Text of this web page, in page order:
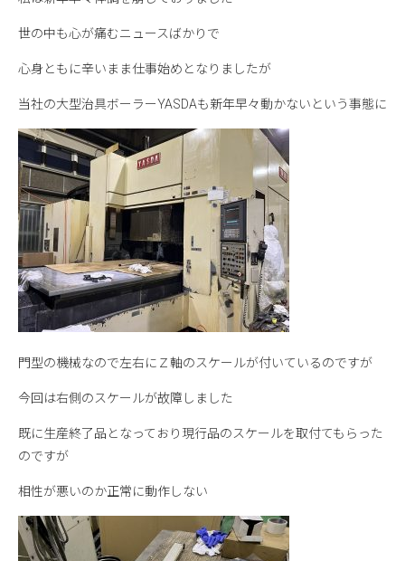
世の中も心が痛むニュースばかりで
心身ともに辛いまま仕事始めとなりましたが
当社の大型治具ボーラーYASDAも新年早々動かないという事態に
門型の機械なので左右にＺ軸のスケールが付いているのですが
今回は右側のスケールが故障しました
既に生産終了品となっており現行品のスケールを取付てもらった
のですが
相性が悪いのか正常に動作しない